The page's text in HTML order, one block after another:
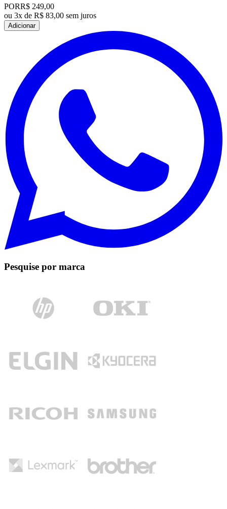
PORR$ 249,00
ou 3x de R$ 83,00 sem juros
Adicionar
Pesquise por marca